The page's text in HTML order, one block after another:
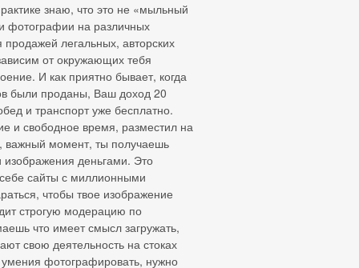
знаю, что это не «мыльный
фотографии на различных
легальных, авторских
от окружающих тебя
И как приятно бывает, когда
были проданы, Ваш доход 20
и транспорт уже бесплатно.
и свободное время, разместил на
важный момент, ты получаешь
изображения деньгами. Это
себе сайты с миллионными
чтобы твое изображение
строгую модерацию по
что имеет смысл загружать,
свою деятельность на стоках
умения фотографировать, нужно